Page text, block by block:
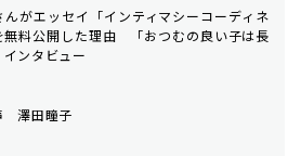
んがエッセイ「インティマシーコーディネ
無料公開した理由 「おつむの良い子は長
ンタビュー
澤田瞳子